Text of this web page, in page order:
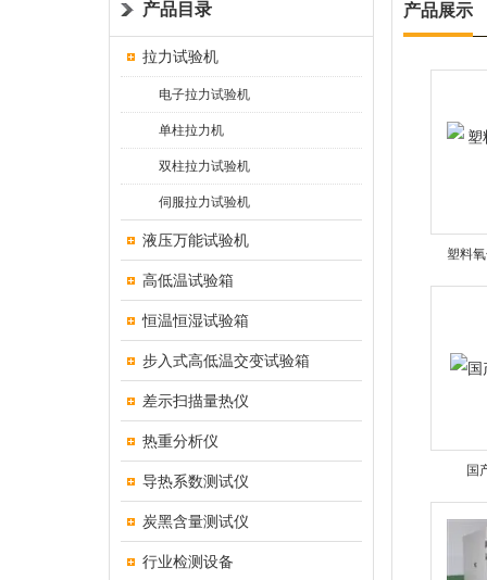
产品目录
拉力试验机
电子拉力试验机
单柱拉力机
双柱拉力试验机
伺服拉力试验机
液压万能试验机
高低温试验箱
恒温恒湿试验箱
步入式高低温交变试验箱
差示扫描量热仪
热重分析仪
导热系数测试仪
炭黑含量测试仪
行业检测设备
产品展示
塑料
国